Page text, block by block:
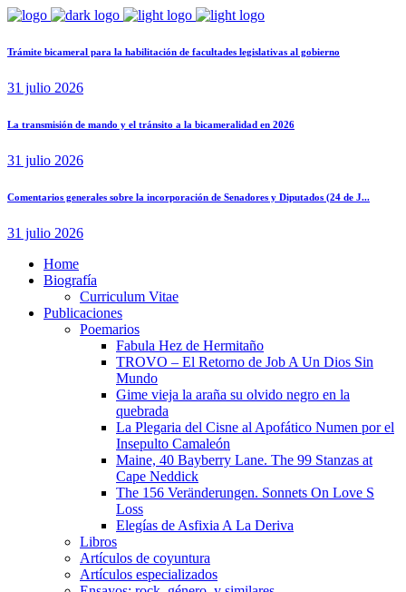
Trámite bicameral para la habilitación de facultades legislativas al gobierno
31 julio 2026
La transmisión de mando y el tránsito a la bicameralidad en 2026
31 julio 2026
Comentarios generales sobre la incorporación de Senadores y Diputados (24 de J...
31 julio 2026
Home
Biografía
Curriculum Vitae​
Publicaciones
Poemarios
Fabula Hez de Hermitaño
TROVO – El Retorno de Job A Un Dios Sin
Mundo
Gime vieja la araña su olvido negro en la
quebrada
La Plegaria del Cisne al Apofático Numen por el
Insepulto Camaleón
Maine, 40 Bayberry Lane. The 99 Stanzas at
Cape Neddick
The 156 Veränderungen. Sonnets On Love S
Loss
Elegías de Asfixia A La Deriva
Libros
Artículos de coyuntura
Artículos especializados